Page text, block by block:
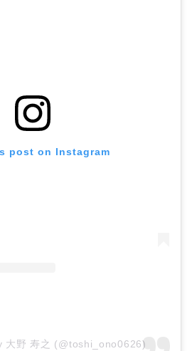
post on Instagram
大野 寿之 (@toshi_ono0626)